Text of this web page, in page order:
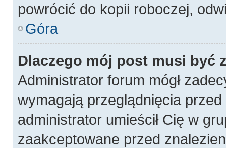
powrócić do kopii roboczej,
Góra
Dlaczego mój post musi być
Administrator forum mógł
wymagają przeglądnięcia
administrator umieścił Cię w
zaakceptowane przed